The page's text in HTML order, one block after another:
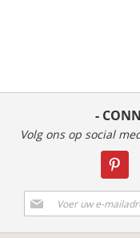
-
Volg ons op social
Abonneer
u
op